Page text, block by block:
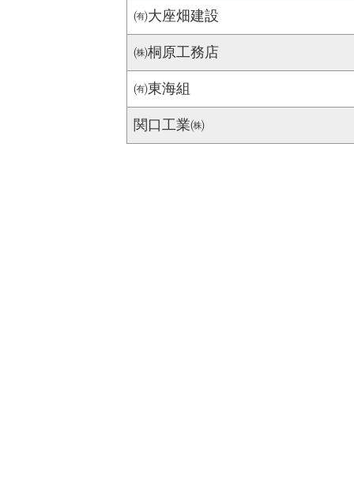
㈲大座畑建設
㈱桐原工務店
㈲東海組
関口工業㈱